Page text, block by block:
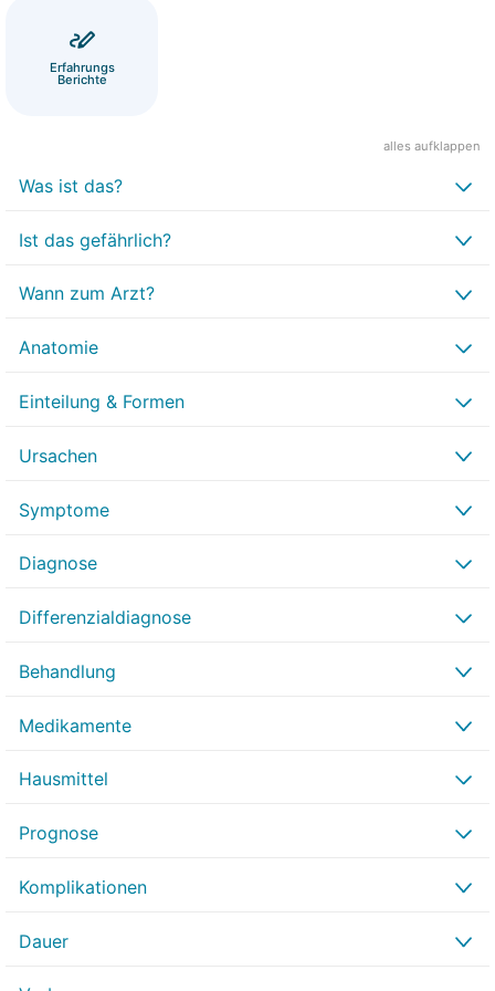
Erfahrungs
Berichte
alles aufklappen
Was ist das?
Ist das gefährlich?
Wann zum Arzt?
Anatomie
Einteilung & Formen
Ursachen
Symptome
Diagnose
Differenzialdiagnose
Behandlung
Medikamente
Hausmittel
Prognose
Komplikationen
Dauer